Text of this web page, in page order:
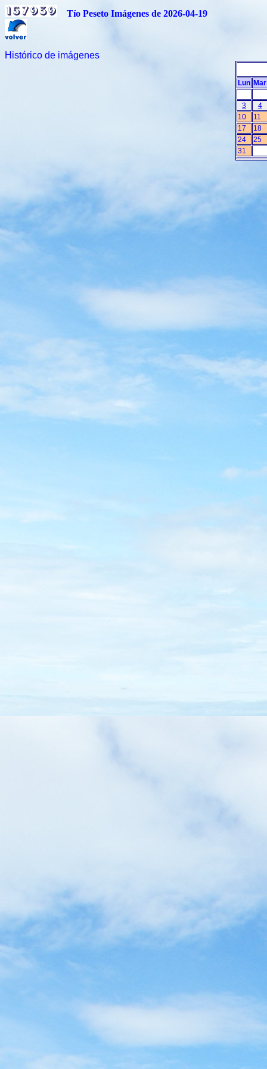
Tío Peseto Imágenes de 2026-04-19
Histórico de imágenes
Lun Mar
3
4
10
11
17
18
24
25
31